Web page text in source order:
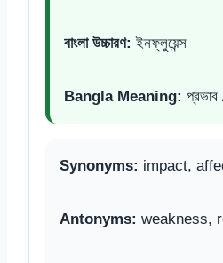
বাংলা উচ্চারণ: ইনফ্লুয়েন্স
Bangla Meaning: প্রভাব
Synonyms: impact,
Antonyms: weakness,